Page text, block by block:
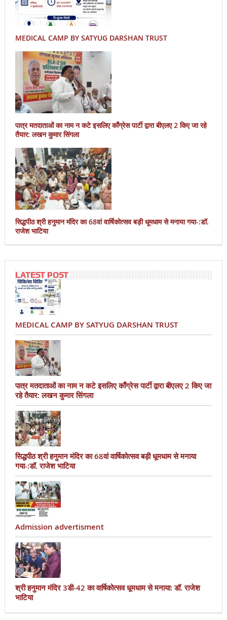
MEDICAL CAMP BY SATYUG DARSHAN TRUST
पात्र मतदाताओं का नाम न कटे इसलिए काँग्रेस पार्टी द्वारा बीएलए 2 किए जा रहे
तैयार: लखन कुमार सिंगला
सिद्धपीठ श्री हनुमान मंदिर का 68वां वार्षिकोत्सव बड़ी धूमधाम से मनाया गया-:डॉ.
राजेश भाटिया
LATEST POST
MEDICAL CAMP BY SATYUG DARSHAN TRUST
पात्र मतदाताओं का नाम न कटे इसलिए काँग्रेस पार्टी द्वारा बीएलए 2 किए जा
रहे तैयार: लखन कुमार सिंगला
सिद्धपीठ श्री हनुमान मंदिर का 68वां वार्षिकोत्सव बड़ी धूमधाम से मनाया
गया-:डॉ. राजेश भाटिया
Admission advertisment
श्री हनुमान मंदिर 3डी-42 का वार्षिकोत्सव धूमधाम से मनाया: डॉ. राजेश
भाटिया